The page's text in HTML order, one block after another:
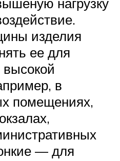
нагрузку
изделия
ее для
высокой
в
помещениях,
— для